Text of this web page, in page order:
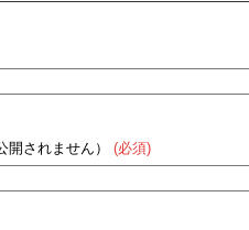
開されません） (必須)